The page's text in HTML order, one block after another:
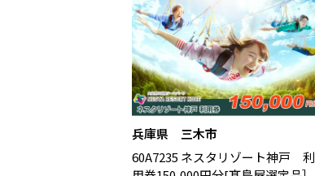
兵庫県 三木市
60A7235 ネスタリゾート神戸 利